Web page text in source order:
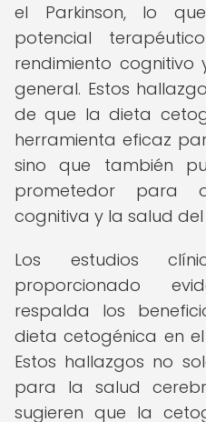
el Parkinson, lo
potencial
rendimiento
general. Estos
de que la dieta
herramienta eficaz
sino que también
prometedor para
cognitiva y la salud
Los estudios
proporcionado
respalda los
dieta cetogénica en
Estos hallazgos no
para la salud
sugieren que la